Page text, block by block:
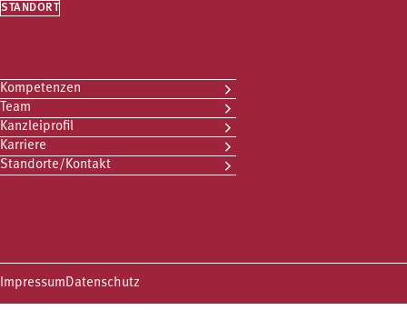
STANDORT
Kompetenzen
Team
Kanzleiprofil
Karriere
Standorte/Kontakt
Impressum Datenschutz